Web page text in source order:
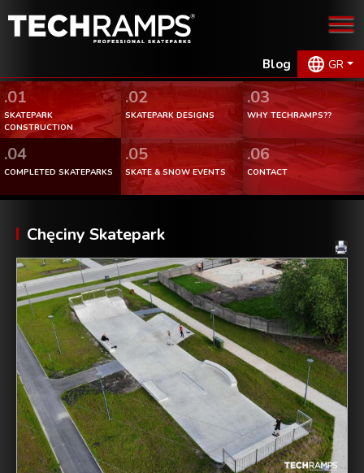
Blog GR
.01
SKATEPARK
CONSTRUCTION
.02
SKATEPARK DESIGNS
.03
WHY TECHRAMPS??
.04
COMPLETED SKATEPARKS
.05
SKATE & SNOW EVENTS
.06
CONTACT
Chęciny Skatepark